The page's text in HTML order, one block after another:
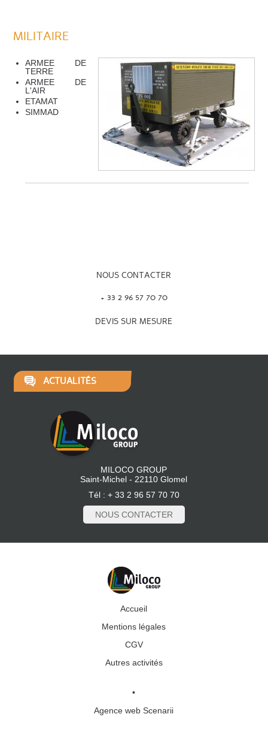
MILITAIRE
ARMEE DE
TERRE
ARMEE DE
L'AIR
ETAMAT
SIMMAD
NOUS CONTACTER
+ 33 2 96 57 70 70
DEVIS SUR MESURE
ACTUALITÉS
MILOCO GROUP
Saint-Michel - 22110 Glomel
Tél : + 33 2 96 57 70 70
NOUS CONTACTER
Accueil
Mentions légales
CGV
Autres activités
•
Agence web Scenarii